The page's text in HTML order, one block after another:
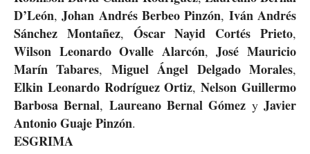
D’León,Johan Andrés Berbeo Pinzón, Iván Andrés
Sánchez Montañez, Óscar Nayid Cortés Prieto,
Wilson Leonardo Ovalle Alarcón,José Mauricio
Marín Tabares, Miguel Ángel Delgado Morales,
Elkin Leonardo Rodríguez Ortiz,Nelson Guillermo
Barbosa Bernal, Laureano Bernal Gómez yJavier
Antonio Guaje Pinzón.
ESGRIMA